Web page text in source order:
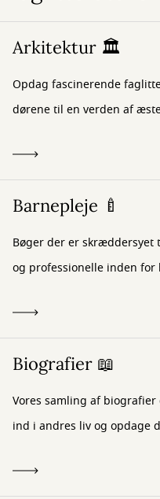
Arkitektur 🏛️
Opdag fascinerende
dørene til en verden af
Barnepleje 🍼
Bøger der er
og professionelle inden for
Biografier 📖
Vores samling af
ind i andres liv og opdage